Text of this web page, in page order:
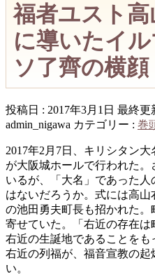
福者ユスト
に導いたイ
ソ了齊の横顔
投稿日 : 2017年3月1日 最終更
admin_nigawa カテゴリー : 巻
2017年2月7日、キリシタン
が大阪城ホールで行われた
いるが、「大名」であった
はないだろうか。式には高
の池田勇夫町長も招かれた
寄せていた。「右近の存在
右近の生誕地であることを
右近の列福が、福音宣教の
い。